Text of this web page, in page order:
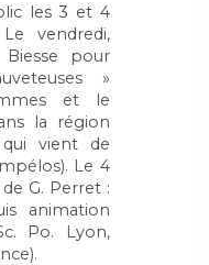
les 3 et 4
vendredi,
pour
»
et le
la région
qui vient de
Le 4
G. Perret :
animation
Po. Lyon,